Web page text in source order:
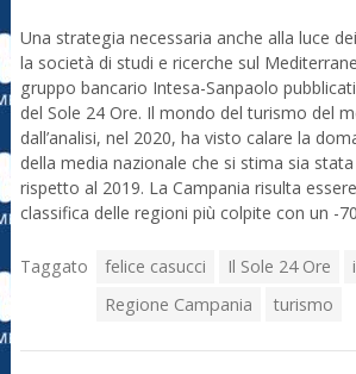
Una strategia necessaria anche alla luce
la società di studi e ricerche sul
gruppo bancario Intesa-Sanpaolo
del Sole 24 Ore. Il mondo del turismo del
dall’analisi, nel 2020, ha visto calare la
della media nazionale che si stima sia
rispetto al 2019. La Campania risulta
classifica delle regioni più colpite con un -
Taggato felice casucci Il Sole 24 Ore
Regione Campania
turismo